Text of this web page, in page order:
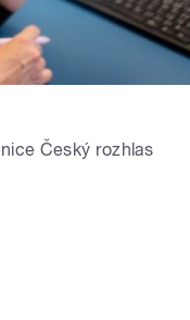
Český rozhlas